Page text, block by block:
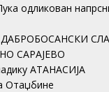
одликован
САРАЈЕВО
АТАНАСИЈА
Отаџбине